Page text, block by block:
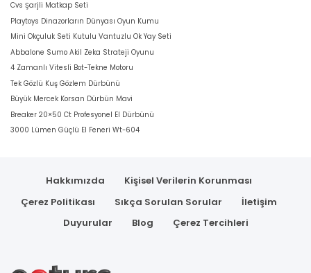
Cvs Şarjli Matkap Seti
Playtoys Dinazorların Dünyası Oyun Kumu
Mini Okçuluk Seti Kutulu Vantuzlu Ok Yay Seti
Abbalone Sumo Akil Zeka Strateji Oyunu
4 Zamanlı Vitesli Bot-Tekne Motoru
Tek Gözlü Kuş Gözlem Dürbünü
Büyük Mercek Korsan Dürbün Mavi
Breaker 20×50 Ct Profesyonel El Dürbünü
3000 Lümen Güçlü El Feneri Wt-604
Hakkımızda
Kişisel Verilerin Korunması
Çerez Politikası
Sıkça Sorulan Sorular
İletişim
Duyurular
Blog Çerez Tercihleri